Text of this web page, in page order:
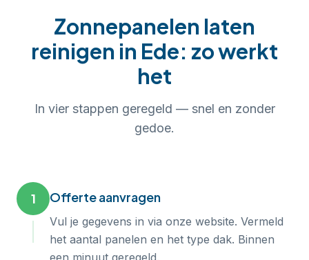
Zonnepanelen laten
reinigen in Ede: zo werkt
het
In vierstappen geregeld — snel en zonder
gedoe.
1 Offerte aanvragen
Vul je gegevens in via onze website. Vermeld
het aantal panelen en het type dak. Binnen
een minuut geregeld.